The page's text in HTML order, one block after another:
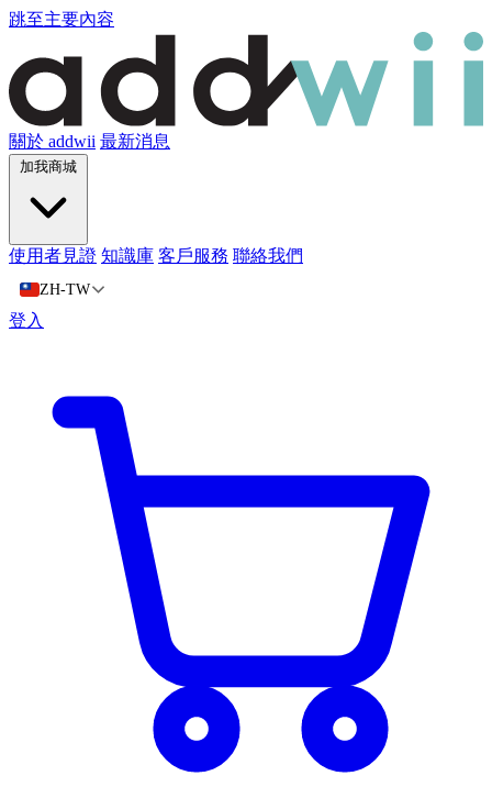
跳至主要內容
關於 addwii 最新消息
加我商城
使用者見證 知識庫 客戶服務 聯絡我們
ZH-TW
登入